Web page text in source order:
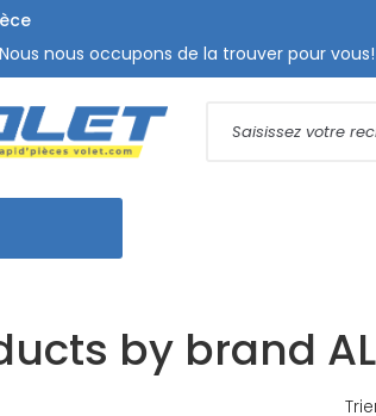
nous occupons de la trouver pour vous!
by brand